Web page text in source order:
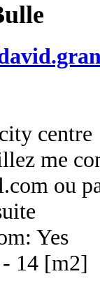
centre
me
ou
Yes
14 [m2]